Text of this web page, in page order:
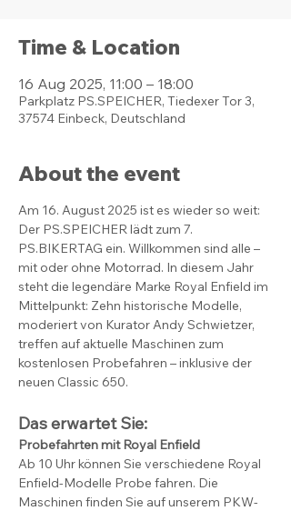
Time & Location
16 Aug 2025, 11:00 – 18:00
Parkplatz PS.SPEICHER, Tiedexer Tor 3,
37574 Einbeck, Deutschland
About the event
Am 16. August 2025 ist es wieder so weit:
Der PS.SPEICHER lädt zum 7.
PS.BIKERTAG ein. Willkommen sind alle –
mit oder ohne Motorrad. In diesem Jahr
steht die legendäre Marke Royal Enfield im
Mittelpunkt: Zehn historische Modelle,
moderiert von Kurator Andy Schwietzer,
treffen auf aktuelle Maschinen zum
kostenlosen Probefahren – inklusive der
neuen Classic 650.
Das erwartet Sie:
Probefahrten mit Royal Enfield
Ab 10 Uhr können Sie verschiedene Royal
Enfield-Modelle Probe fahren. Die
Maschinen finden Sie auf unserem PKW-